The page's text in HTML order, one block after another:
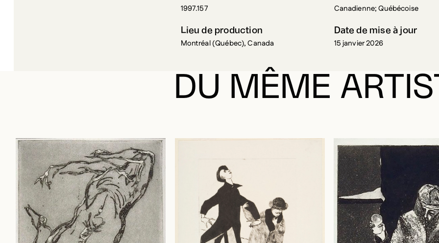
1997.157 Canadienne; Québécoise
Lieu de production
Montréal (Québec), Canada
Date de mise à jour
15 janvier 2026
DU MÊME